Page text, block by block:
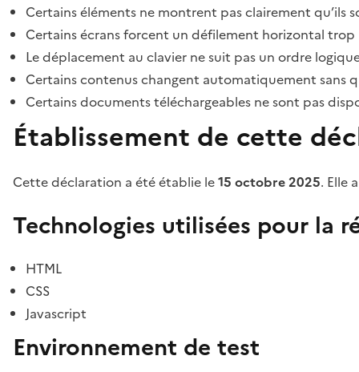
Certains éléments ne montrent pas clairement qu’ils
Certains écrans forcent un défilement horizontal
Le déplacement au clavier ne suit pas un ordre
Certains contenus changent automatiquement sans
Certains documents téléchargeables ne sont pas
Établissement de cette
Cette déclaration a été établie le15 octobre 2025. Elle
Technologies utilisées pour la
HTML
CSS
Javascript
Environnement de test